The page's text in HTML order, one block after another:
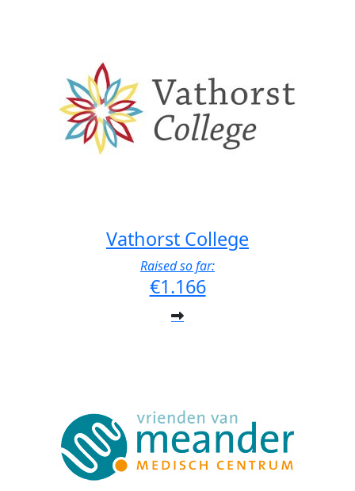
Vathorst College
Raised so far:
€1.166